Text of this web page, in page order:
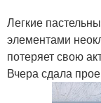
Легкие
элементами
потеряет свою
Вчера сдала